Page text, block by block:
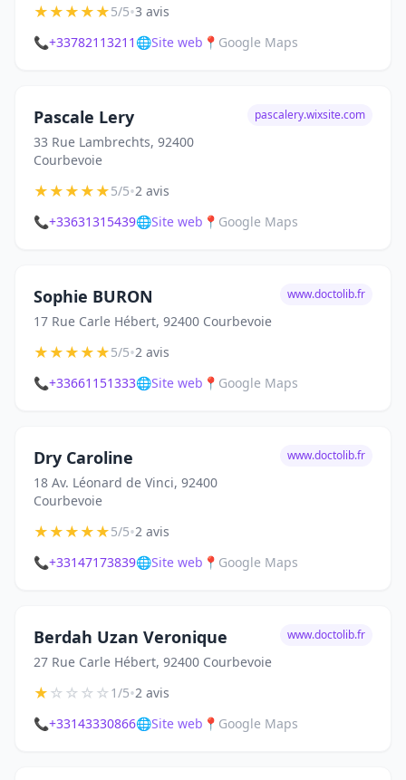
★★★★★5/5•3 avis
📞+33782113211 🌐Site web 📍 Google Maps
Pascale Lery
33 Rue Lambrechts, 92400
Courbevoie
pascalery.wixsite.com
★★★★★5/5•2 avis
📞+33631315439🌐Site web 📍 Google Maps
Sophie BURON
17 Rue Carle Hébert, 92400 Courbevoie
www.doctolib.fr
★★★★★5/5•2 avis
📞+33661151333🌐Site web 📍 Google Maps
Dry Caroline
18 Av. Léonard de Vinci, 92400
Courbevoie
www.doctolib.fr
★★★★★5/5•2 avis
📞+33147173839🌐Site web 📍 Google Maps
Berdah Uzan Veronique
27 Rue Carle Hébert, 92400 Courbevoie
www.doctolib.fr
★☆☆☆☆1/5•2 avis
📞+33143330866🌐Site web 📍 Google Maps